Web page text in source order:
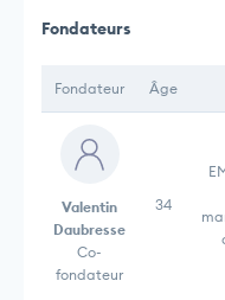
Fondateurs
Fondateur Âge
Valentin
Daubresse
Co-
fondateur
34